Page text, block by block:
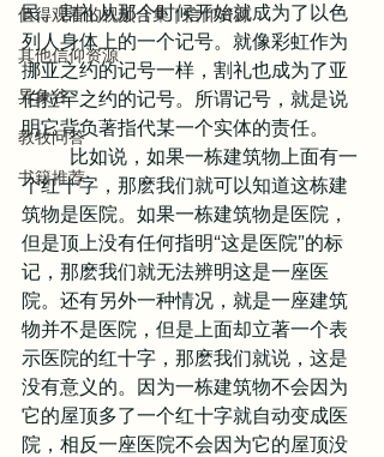
值得观看的视频合集 | 信仰资源
其他信仰资源
异象谷
教牧问答
书籍推荐
民。割礼从那个时候开始就成为了以色
列人身体上的一个记号。就像彩虹作为
挪亚之约的记号一样，割礼也成为了亚
伯拉罕之约的记号。所谓记号，就是说
明它背负著指代某一个实体的责任。
个红十字，那麽我们就可以知道这栋建
筑物是医院。如果一栋建筑物是医院，
但是顶上没有任何指明“这是医院”的标
记，那麽我们就无法辨明这是一座医
院。还有另外一种情况，就是一座建筑
物并不是医院，但是上面却立著一个表
示医院的红十字，那麽我们就说，这是
没有意义的。因为一栋建筑物不会因为
它的屋顶多了一个红十字就自动变成医
院，相反一座医院不会因为它的屋顶没